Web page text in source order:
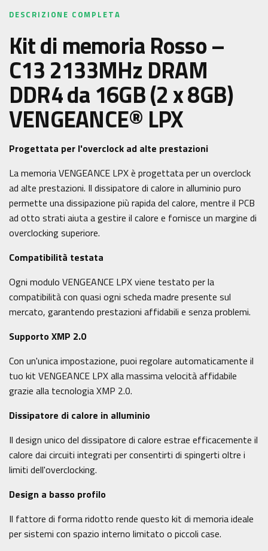
DESCRIZIONE COMPLETA
Kit di memoria Rosso –
C13 2133MHz DRAM
DDR4 da 16GB (2 x 8GB)
VENGEANCE® LPX
Progettata per l'overclock ad alte prestazioni
La memoria VENGEANCE LPX è progettata per un overclock
ad alte prestazioni. Il dissipatore di calore in alluminio puro
permette una dissipazione più rapida del calore, mentre il PCB
ad otto strati aiuta a gestire il calore e fornisce un margine di
overclocking superiore.
Compatibilità testata
Ogni modulo VENGEANCE LPX viene testato per la
compatibilità con quasi ogni scheda madre presente sul
mercato, garantendo prestazioni affidabili e senza problemi.
Supporto XMP 2.0
Con un'unica impostazione, puoi regolare automaticamente il
tuo kit VENGEANCE LPX alla massima velocità affidabile
grazie alla tecnologia XMP 2.0.
Dissipatore di calore in alluminio
Il design unico del dissipatore di calore estrae efficacemente il
calore dai circuiti integrati per consentirti di spingerti oltre i
limiti dell'overclocking.
Design a basso profilo
Il fattore di forma ridotto rende questo kit di memoria ideale
per sistemi con spazio interno limitato o piccoli case.